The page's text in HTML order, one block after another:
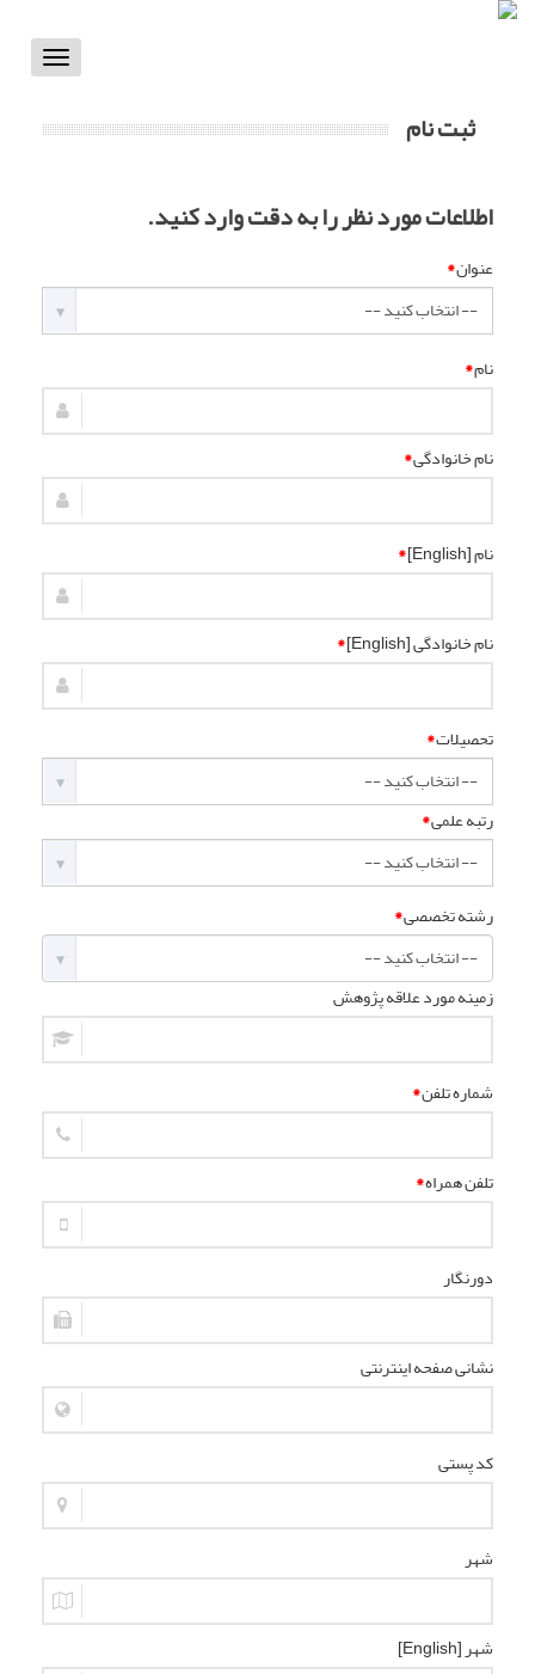
Toggle
ثبت نام
اطلاعات مورد نظر را به دقت وارد کنید.
عنوان*
نام*
نام خانوادگی*
نام [English] *
نام خانوادگی [English] *
تحصیلات*
رتبه علمی*
رشته تخصصی*
زمینه مورد علاقه پژوهش
شماره تلفن*
تلفن همراه*
دورنگار
نشانی صفحه اینترنتی
کد پستی
شهر
شهر [English]